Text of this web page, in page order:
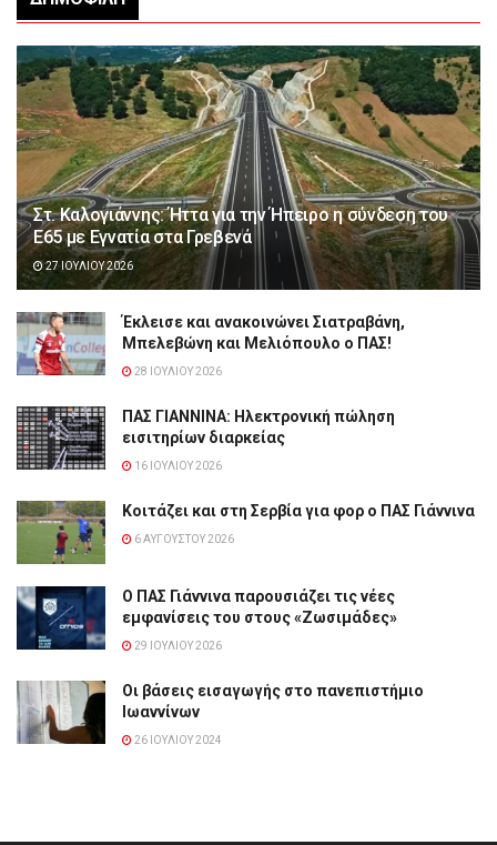
Στ. Καλογιάννης: Ήττα για την Ήπειρο η σύνδεση του
Ε65 με Εγνατία στα Γρεβενά
27 ΙΟΥΛΊΟΥ 2026
Έκλεισε και ανακοινώνει Σιατραβάνη,
Μπελεβώνη και Μελιόπουλο ο ΠΑΣ!
28 ΙΟΥΛΊΟΥ 2026
ΠΑΣ ΓΙΑΝΝΙΝΑ: Hλεκτρονική πώληση
εισιτηρίων διαρκείας
16 ΙΟΥΛΊΟΥ 2026
Κοιτάζει και στη Σερβία για φορ ο ΠΑΣ Γιάννινα
6 ΑΥΓΟΎΣΤΟΥ 2026
Ο ΠΑΣ Γιάννινα παρουσιάζει τις νέες
εμφανίσεις του στους «Ζωσιμάδες»
29 ΙΟΥΛΊΟΥ 2026
Οι βάσεις εισαγωγής στο πανεπιστήμιο
Ιωαννίνων
26 ΙΟΥΛΊΟΥ 2024